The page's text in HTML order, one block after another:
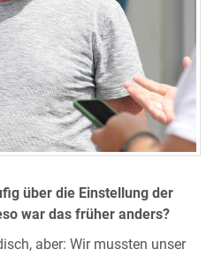
über die Einstellung der
war das früher anders?
aber: Wir mussten unser